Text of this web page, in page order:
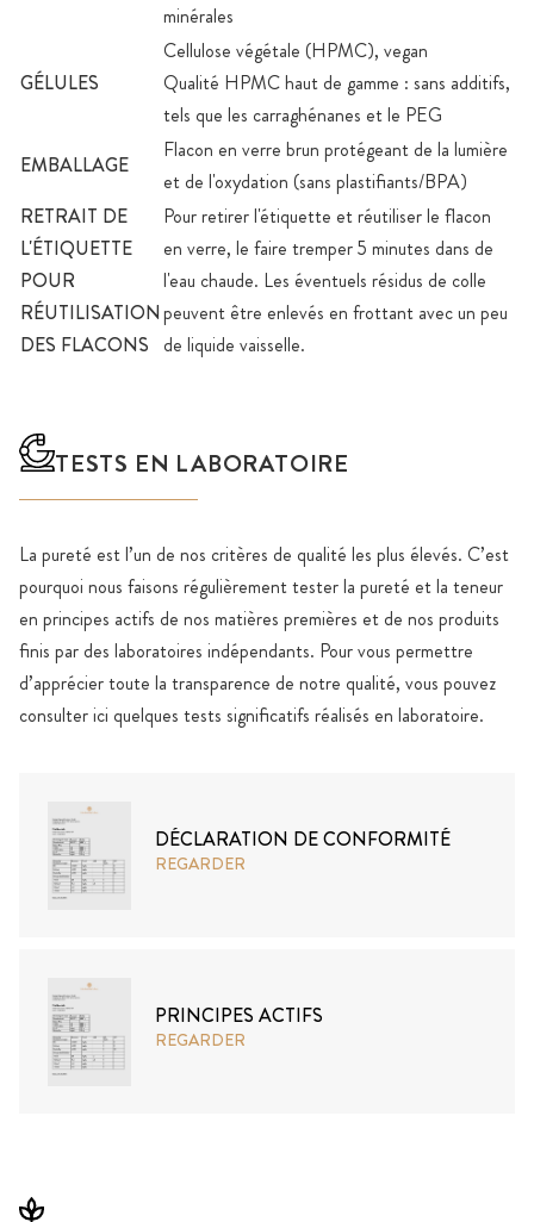
minérales
GÉLULES
Cellulose végétale (HPMC), vegan
Qualité HPMC haut de gamme : sans additifs,
tels que les carraghénanes et le PEG
EMBALLAGE
Flacon en verre brun protégeant de la lumière
et de l'oxydation (sans plastifiants/BPA)
RETRAIT DE
L'ÉTIQUETTE
POUR
RÉUTILISATION
DES FLACONS
Pour retirer l'étiquette et réutiliser le flacon
en verre, le faire tremper 5 minutes dans de
l'eau chaude. Les éventuels résidus de colle
peuvent être enlevés en frottant avec un peu
de liquide vaisselle.
TESTS EN LABORATOIRE
La pureté est l’un de nos critères de qualité les plus élevés. C’est
pourquoi nous faisons régulièrement tester la pureté et la teneur
en principes actifs de nos matières premières et de nos produits
finis par des laboratoires indépendants. Pour vous permettre
d’apprécier toute la transparence de notre qualité, vous pouvez
consulter ici quelques tests significatifs réalisés en laboratoire.
DÉCLARATION DE CONFORMITÉ
REGARDER
PRINCIPES ACTIFS
REGARDER